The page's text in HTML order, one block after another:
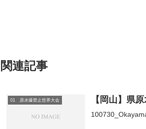
関連記事
01 原水爆禁止世界大会 【岡山】県